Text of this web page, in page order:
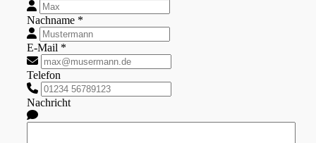
Nachname *
E-Mail *
Telefon
Nachricht